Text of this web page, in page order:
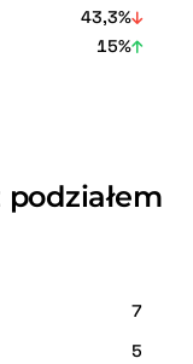
43,3%
15%
podziałem
7
5